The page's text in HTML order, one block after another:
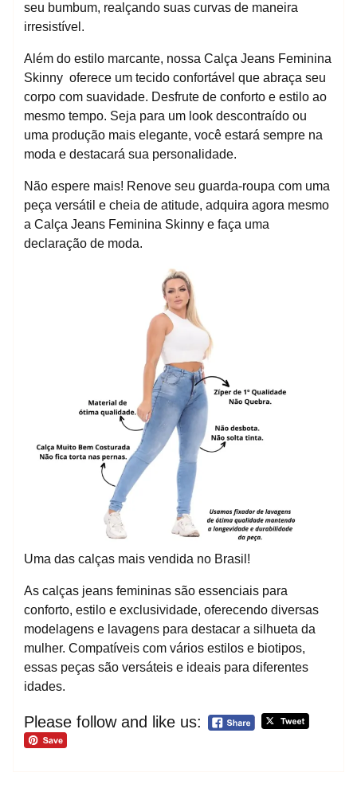
seu bumbum, realçando suas curvas de maneira
irresistível.
Além do estilo marcante, nossa Calça Jeans Feminina
Skinny oferece um tecido confortável que abraça seu
corpo com suavidade. Desfrute de conforto e estilo ao
mesmo tempo. Seja para um look descontraído ou
uma produção mais elegante, você estará sempre na
moda e destacará sua personalidade.
Não espere mais! Renove seu guarda-roupa com uma
peça versátil e cheia de atitude, adquira agora mesmo
a Calça Jeans Feminina Skinny e faça uma
declaração de moda.
Uma das calças mais vendida no Brasil!
As calças jeans femininas são essenciais para
conforto, estilo e exclusividade, oferecendo diversas
modelagens e lavagens para destacar a silhueta da
mulher. Compatíveis com vários estilos e biotipos,
essas peças são versáteis e ideais para diferentes
idades.
Please follow and like us: